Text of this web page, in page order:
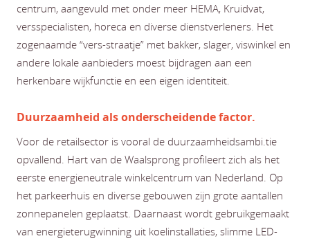
centrum, aangevuld met onder meer HEMA, Kruidvat,
versspecialisten, horeca en diverse dienstverleners. Het
zogenaamde “vers-straatje” met bakker, slager, viswinkel en
andere lokale aanbieders moest bijdragen aan een
herkenbare wijkfunctie en een eigen identiteit.
Duurzaamheid als onderscheidende factor.
Voor de retailsector is vooral de duurzaamheidsambi.tie
opvallend. Hart van de Waalsprong profileert zich als het
eerste energieneutrale winkelcentrum van Nederland. Op
het parkeerhuis en diverse gebouwen zijn grote aantallen
zonnepanelen geplaatst. Daarnaast wordt gebruikgemaakt
van energieterugwinning uit koelinstallaties, slimme LED-